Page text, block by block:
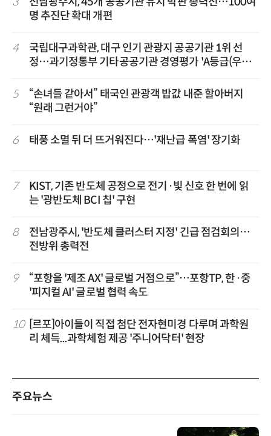
명 추진단 확대 개편
4
국립대구과학관, 대구 인기 관광지 공공기관 1위 선
정…과기정통부 기타공공기관 경영평가 'A등급(우수)'
5
“손녀들 같아서” 태국인 관광객 밥값 내준 할아버지
“원래 그런거야”
6 태풍 소멸 뒤 더 뜨거워진다…'재난급 폭염' 장기화
7
KIST, 기존 반도체 공정으로 전기·빛 신호 한 번에 읽
는 '광반도체 BCI 칩' 구현
8
전남광주시, '반도체 클러스터 지정' 긴급 점검회의…
전방위 총력전
9
“포항을 '제조 AX' 글로벌 거점으로”…포항TP, 한·중
'피지컬 AI' 글로벌 협력 속도
10 [르포]아이들이 직접 첨단 전자현미경 다루며 과학원
리 체득...과학체험 제공 '주니어닥터' 현장
주요뉴스